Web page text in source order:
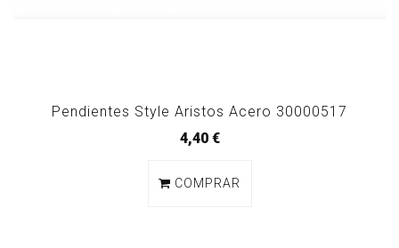
Pendientes Style Aristos Acero 30000517
4,40 €
COMPRAR